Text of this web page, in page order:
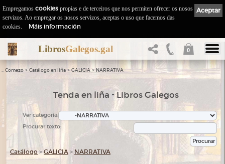
LibrosGalegos.gal 0
:: Comezo > Catálogo en liña > GALICIA> NARRATIVA
Tenda en liña - Libros Galegos
Ver categoría:
Procurar texto:
Catálogo >GALICIA > NARRATIVA
Aceptar
Empregamos cookies propias e de terceiros que nos permiten ofrecer os nosos
servizos. Ao empregar os nosos servizos, aceptas o uso que facemos das
cookies.
Máis información